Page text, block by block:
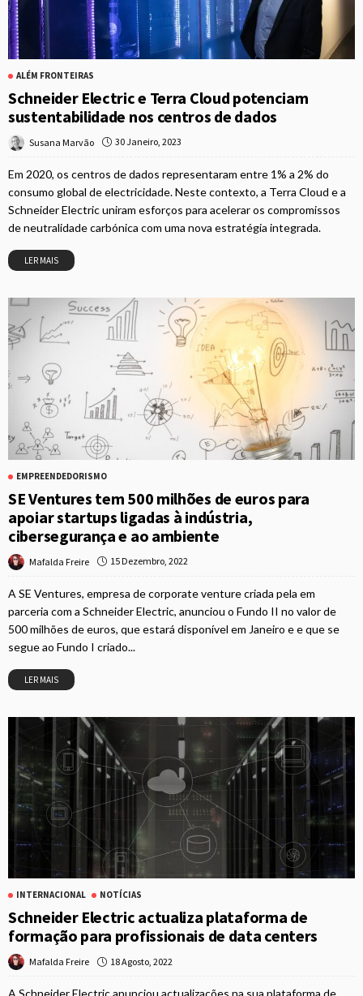
ALÉM FRONTEIRAS
Schneider Electric e Terra Cloud potenciam
sustentabilidade nos centros de dados
Susana Marvão 30 Janeiro, 2023
Em 2020, os centros de dados representaram entre 1% a 2% do
consumo global de electricidade. Neste contexto, a Terra Cloud e a
Schneider Electric uniram esforços para acelerar os compromissos
de neutralidade carbónica com uma nova estratégia integrada.
LER MAIS
EMPREENDEDORISMO
SE Ventures tem 500 milhões de euros para
apoiar startups ligadas à indústria,
cibersegurança e ao ambiente
Mafalda Freire 15 Dezembro, 2022
A SE Ventures, empresa de corporate venture criada pela em
parceria com a Schneider Electric, anunciou o Fundo II no valor de
500 milhões de euros, que estará disponível em Janeiro e e que se
segue ao Fundo I criado...
LER MAIS
INTERNACIONAL NOTÍCIAS
Schneider Electric actualiza plataforma de
formação para profissionais de data centers
Mafalda Freire 18 Agosto, 2022